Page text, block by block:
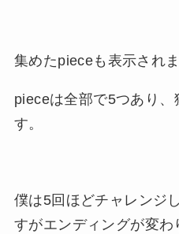
集めたpieceも表示されま
pieceは全部で5つあり、
す。
僕は5回ほどチャレンジ
すがエンディングが変わ